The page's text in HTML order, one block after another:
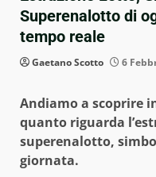
Superenalotto di
tempo reale
Gaetano Scotto 6
Andiamo a scoprire
quanto riguarda
superenalotto,
giornata.